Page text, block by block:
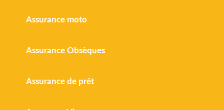
Assurance moto
Assurance Obsèques
Assurance de prêt